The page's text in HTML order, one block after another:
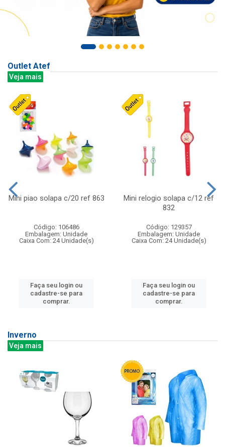
Outlet Atef
Veja mais
Mini piao solapa c/20 ref 863
Código: 106486
Embalagem: Unidade
Caixa Com: 24 Unidade(s)
Faça seu login ou
cadastre-se para
comprar.
Mini relogio solapa c/12 ref
832
Código: 129357
Embalagem: Unidade
Caixa Com: 24 Unidade(s)
Faça seu login ou
cadastre-se para
comprar.
Inverno
Veja mais